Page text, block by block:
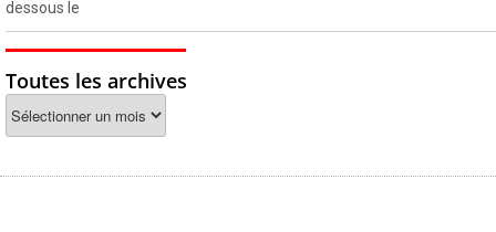
dessous le
Toutes les archives